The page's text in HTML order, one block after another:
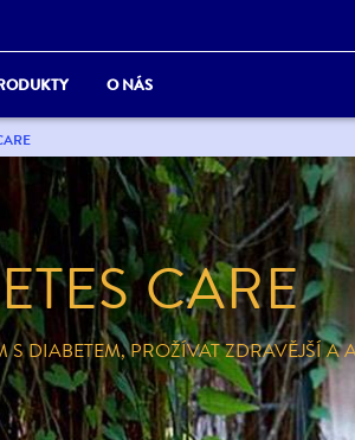
O NÁS
CARE
DIABETEM, PROŽÍVAT ZDRAVĚJŠÍ A